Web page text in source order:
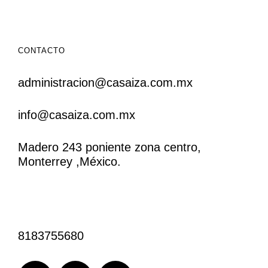
CONTACTO
administracion@casaiza.com.mx
info@casaiza.com.mx
Madero 243 poniente zona centro,
Monterrey ,México.
8183755680